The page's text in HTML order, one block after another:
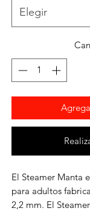
El Steamer Manta
para adultos
2,2 mm. El